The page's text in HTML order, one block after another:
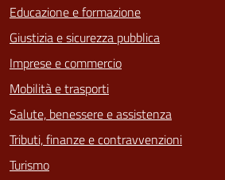
Educazione e formazione
Giustizia e sicurezza pubblica
Imprese e commercio
Mobilità e trasporti
Salute, benessere e assistenza
Tributi, finanze e contravvenzioni
Turismo